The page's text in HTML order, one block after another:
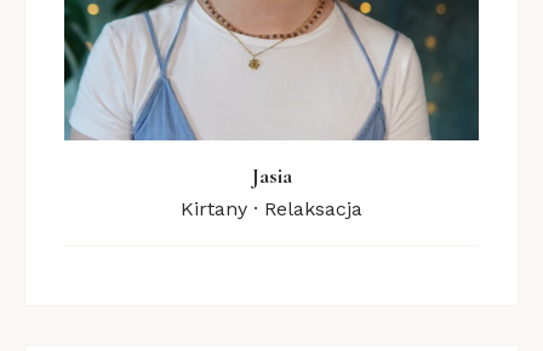
Jasia
Kirtany · Relaksacja